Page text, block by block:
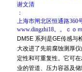
谢文清
：
上海市闸北区恒通路360
www.dingzhi18。。ｃｏｍ
DM5E 系列是GE传感与
大改进了先前腐蚀测厚
定性和可重复性。它可
业的管道、压力容器及储